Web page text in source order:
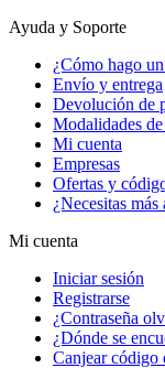
Ayuda y Soporte
¿Cómo hago
Envío y entrega
Devolución de
Modalidades
Mi cuenta
Empresas
Ofertas y
¿Necesitas más
Mi cuenta
Iniciar sesión
Registrarse
¿Contraseña
¿Dónde se
Canjear código